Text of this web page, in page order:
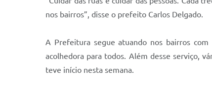
nos bairros”, disse o prefeito Carlos Delgado.
A Prefeitura segue atuando nos bairros
acolhedora para todos. Além desse serviço,
teve início nesta semana.